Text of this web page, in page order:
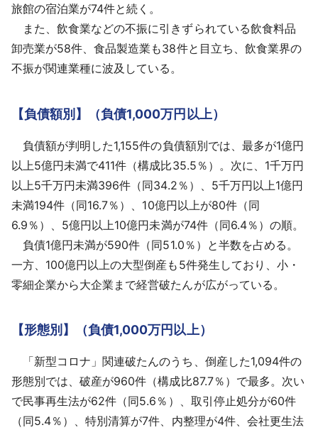
旅館の宿泊業が74件と続く。
また、飲食業などの不振に引きずられている飲食料品
卸売業が58件、食品製造業も38件と目立ち、飲食業界の
不振が関連業種に波及している。
【負債額別】（負債1,000万円以上）
負債額が判明した1,155件の負債額別では、最多が1億円
以上5億円未満で411件（構成比35.5％）。次に、1千万円
以上5千万円未満396件（同34.2％）、5千万円以上1億円
未満194件（同16.7％）、10億円以上が80件（同
6.9％）、5億円以上10億円未満が74件（同6.4％）の順。
負債1億円未満が590件（同51.0％）と半数を占める。
一方、100億円以上の大型倒産も5件発生しており、小・
零細企業から大企業まで経営破たんが広がっている。
【形態別】（負債1,000万円以上）
「新型コロナ」関連破たんのうち、倒産した1,094件の
形態別では、破産が960件（構成比87.7％）で最多。次い
で民事再生法が62件（同5.6％）、取引停止処分が60件
（同5.4％）、特別清算が7件、内整理が4件、会社更生法